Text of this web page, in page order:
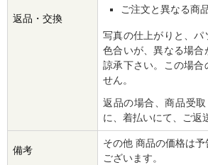
返品・交換
ご注文と異なる商
写真の仕上がりと、
色合いが、異なる場
諒承下さい。この場合
せん。
返品の場合、商品受
に、着払いにて、ご返
備考
その他 商品の価格は
ございます。